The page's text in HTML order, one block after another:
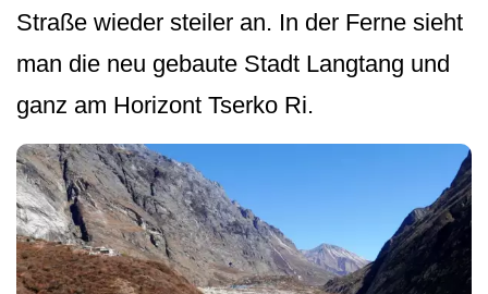
Straße wieder steiler an. In der Ferne sieht
man die neu gebaute Stadt Langtang und
ganz am Horizont Tserko Ri.